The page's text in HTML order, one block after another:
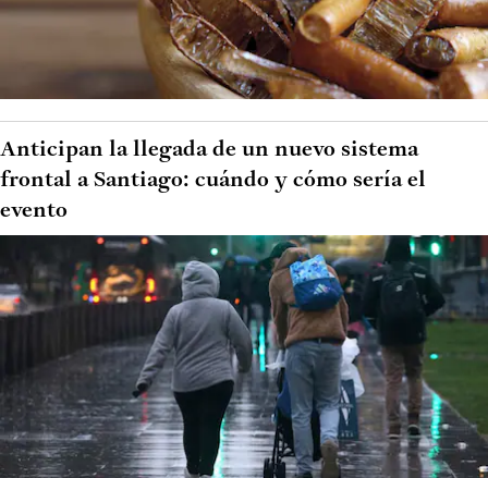
Anticipan la llegada de un nuevo sistema
frontal a Santiago: cuándo y cómo sería el
evento